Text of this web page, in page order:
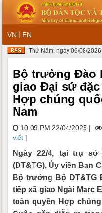
VN | EN
Thứ Năm, ngày 06/08/
Bộ trưởng Đào
giao Đại sứ
Hợp chúng
Nam
10:09 PM 22/04/2025 |
viết |
Ngày 22/4, tại trụ
(DT&TG), Ủy viên Ban
Bộ trưởng Bộ DT&TG
tiếp xã giao Ngài Marc
toàn quyền Hợp